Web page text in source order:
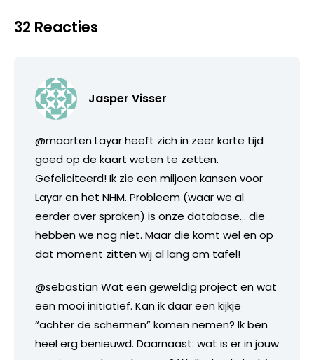
32 Reacties
Jasper Visser
@maarten Layar heeft zich in zeer korte tijd
goed op de kaart weten te zetten.
Gefeliciteerd! Ik zie een miljoen kansen voor
Layar en het NHM. Probleem (waar we al
eerder over spraken) is onze database… die
hebben we nog niet. Maar die komt wel en op
dat moment zitten wij al lang om tafel!
@sebastian Wat een geweldig project en wat
een mooi initiatief. Kan ik daar een kijkje
“achter de schermen” komen nemen? Ik ben
heel erg benieuwd. Daarnaast: wat is er in jouw